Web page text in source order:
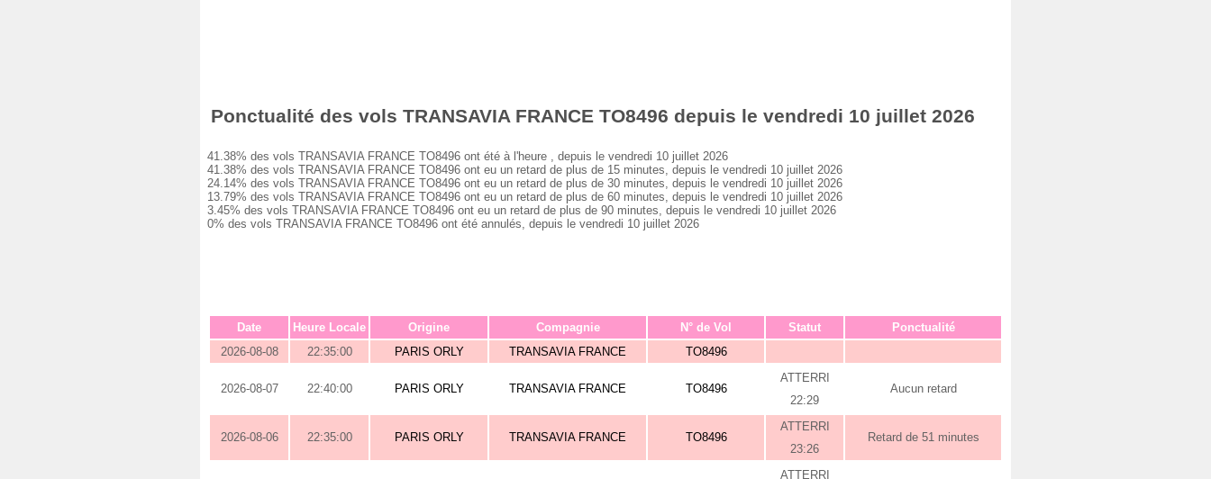
Ponctualité des vols TRANSAVIA FRANCE TO8496 depuis le vendredi 10 juillet 2026
41.38% des vols TRANSAVIA FRANCE TO8496 ont été à l'heure , depuis le vendredi 10 juillet 2026
41.38% des vols TRANSAVIA FRANCE TO8496 ont eu un retard de plus de 15 minutes, depuis le vendredi 10 juillet 2026
24.14% des vols TRANSAVIA FRANCE TO8496 ont eu un retard de plus de 30 minutes, depuis le vendredi 10 juillet 2026
13.79% des vols TRANSAVIA FRANCE TO8496 ont eu un retard de plus de 60 minutes, depuis le vendredi 10 juillet 2026
3.45% des vols TRANSAVIA FRANCE TO8496 ont eu un retard de plus de 90 minutes, depuis le vendredi 10 juillet 2026
0% des vols TRANSAVIA FRANCE TO8496 ont été annulés, depuis le vendredi 10 juillet 2026
Date Heure Locale Origine Compagnie N° de Vol Statut
Ponctualité
2026-08-08
22:35:00 PARIS ORLY TRANSAVIA FRANCE TO8496
2026-08-07 22:40:00 PARIS ORLY TRANSAVIA FRANCE TO8496
ATTERRI
22:29
Aucun retard
2026-08-06 22:35:00 PARIS ORLY TRANSAVIA FRANCE TO8496
ATTERRI
23:26
Retard de 51 minutes
ATTERRI